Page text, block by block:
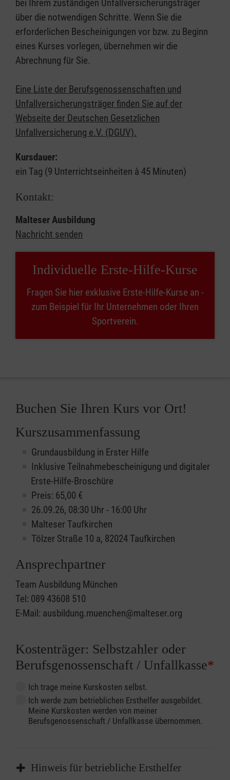
bei Ihrem zuständigen Unfallversicherungsträger
über die notwendigen Schritte. Wenn Sie die
erforderlichen Bescheinigungen vor bzw. zu Beginn
eines Kurses vorlegen, übernehmen wir die
Abrechnung für Sie.
Eine Liste der Berufsgenossenschaften und
Unfallversicherungsträger finden Sie auf der
Webseite der Deutschen Gesetzlichen
Unfallversicherung e.V. (DGUV).
Kursdauer:
ein Tag (9 Unterrichtseinheiten à 45 Minuten)
Kontakt:
Malteser Ausbildung
Nachricht senden
Individuelle Erste-Hilfe-Kurse
Fragen Sie hier exklusive Erste-Hilfe-Kurse an -
zum Beispiel für Ihr Unternehmen oder Ihren
Sportverein.
Buchen Sie Ihren Kurs vor Ort!
Kurszusammenfassung
Grundausbildung in Erster Hilfe
Inklusive Teilnahmebescheinigung und digitaler
Erste-Hilfe-Broschüre
Preis: 65,00 €
26.09.26, 08:30 Uhr - 16:00 Uhr
Malteser Taufkirchen
Tölzer Straße 10 a, 82024 Taufkirchen
Ansprechpartner
Team Ausbildung München
Tel: 089 43608 510
E-Mail: ausbildung.muenchen@malteser.org
Kostenträger: Selbstzahler oder
Berufsgenossenschaft / Unfallkasse*
Ich trage meine Kurskosten selbst.
Ich werde zum betrieblichen Ersthelfer ausgebildet.
Meine Kurskosten werden von meiner
Berufsgenossenschaft / Unfallkasse übernommen.
Hinweis für betriebliche Ersthelfer